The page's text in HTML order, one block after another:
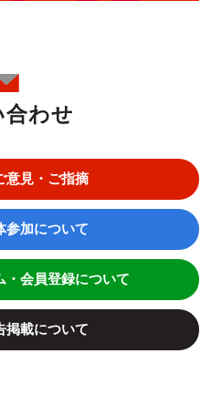
合わせ
意見・ご指摘
参加について
・会員登録について
掲載について